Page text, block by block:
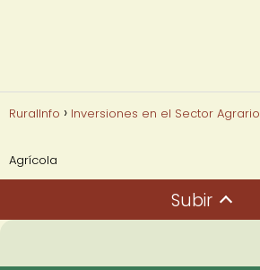
RuralInfo Inversiones en el Sector Agrario
Agrícola
Subir